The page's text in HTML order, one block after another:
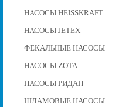
НАСОСЫ HEISSKRAFT
НАСОСЫ JETEX
ФЕКАЛЬНЫЕ НАСОСЫ
НАСОСЫ ZOTA
НАСОСЫ РИДАН
ШЛАМОВЫЕ НАСОСЫ